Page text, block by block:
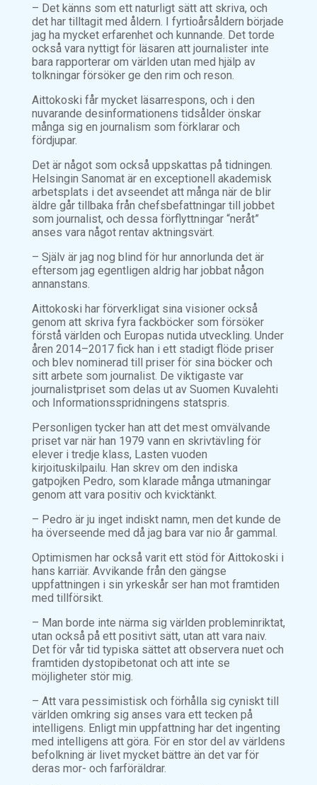
– Det känns som ett naturligt sätt att skriva, och
det har tilltagit med åldern. I fyrtioårsåldern började
jag ha mycket erfarenhet och kunnande. Det torde
också vara nyttigt för läsaren att journalister inte
bara rapporterar om världen utan med hjälp av
tolkningar försöker ge den rim och reson.
Aittokoski får mycket läsarrespons, och i den
nuvarande desinformationens tidsålder önskar
många sig en journalism som förklarar och
fördjupar.
Det är något som också uppskattas på tidningen.
Helsingin Sanomat är en exceptionell akademisk
arbetsplats i det avseendet att många när de blir
äldre går tillbaka från chefsbefattningar till jobbet
som journalist, och dessa förflyttningar “neråt”
anses vara något rentav aktningsvärt.
– Själv är jag nog blind för hur annorlunda det är
eftersom jag egentligen aldrig har jobbat någon
annanstans.
Aittokoski har förverkligat sina visioner också
genom att skriva fyra fackböcker som försöker
förstå världen och Europas nutida utveckling. Under
åren 2014–2017 fick han i ett stadigt flöde priser
och blev nominerad till priser för sina böcker och
sitt arbete som journalist. De viktigaste var
journalistpriset som delas ut av Suomen Kuvalehti
och Informationsspridningens statspris.
Personligen tycker han att det mest omvälvande
priset var när han 1979 vann en skrivtävling för
elever i tredje klass, Lasten vuoden
kirjoituskilpailu. Han skrev om den indiska
gatpojken Pedro, som klarade många utmaningar
genom att vara positiv och kvicktänkt.
– Pedro är ju inget indiskt namn, men det kunde de
ha överseende med då jag bara var nio år gammal.
Optimismen har också varit ett stöd för Aittokoski i
hans karriär. Avvikande från den gängse
uppfattningen i sin yrkeskår ser han mot framtiden
med tillförsikt.
– Man borde inte närma sig världen probleminriktat,
utan också på ett positivt sätt, utan att vara naiv.
Det för vår tid typiska sättet att observera nuet och
framtiden dystopibetonat och att inte se
möjligheter stör mig.
– Att vara pessimistisk och förhålla sig cyniskt till
världen omkring sig anses vara ett tecken på
intelligens. Enligt min uppfattning har det ingenting
med intelligens att göra. För en stor del av världens
befolkning är livet mycket bättre än det var för
deras mor- och farföräldrar.